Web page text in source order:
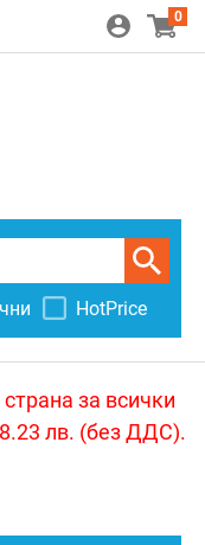
0
HotPrice
за всички
лв. (без ДДС).